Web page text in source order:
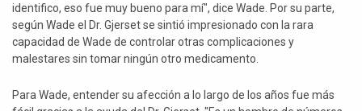
identifico, eso fue muy bueno para mí", dice Wade. Por su parte,
según Wade el Dr. Gjerset se sintió impresionado con la rara
capacidad de Wade de controlar otras complicaciones y
malestares sin tomar ningún otro medicamento.
Para Wade, entender su afección a lo largo de los años fue más